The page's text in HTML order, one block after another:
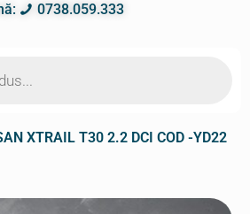
0738.059.333
XTRAIL T30 2.2 DCI COD -YD22